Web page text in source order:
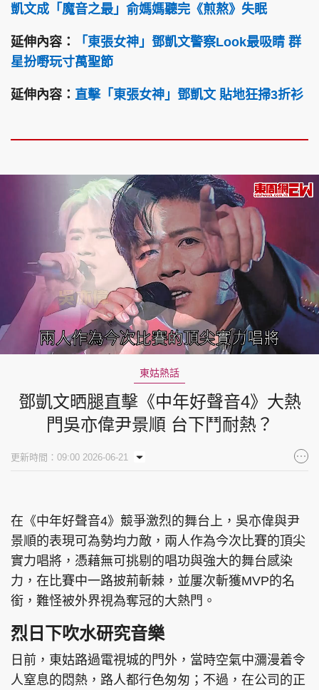
凱文成「魔音之最」俞媽媽聽完《煎熬》失眠
延伸內容：
「東張女神」鄧凱文警察Look最吸睛 群
星扮嘢玩寸萬聖節
延伸內容： 直擊「東張女神」鄧凱文 貼地狂掃3折衫
Unmute Loaded
32.15%
東姑熱話
鄧凱文晒腿直擊《中年好聲音4》大熱
門吳亦偉尹景順 台下鬥耐熱？
更新時間：09:00 2026-06-21
在《中年好聲音4》競爭激烈的舞台上，吳亦偉與尹
景順的表現可為勢均力敵，兩人作為今次比賽的頂尖
實力唱將，憑藉無可挑剔的唱功與強大的舞台感染
力，在比賽中一路披荊斬棘，並屢次斬獲MVP的名
銜，難怪被外界視為奪冠的大熱門。
烈日下吹水研究音樂
日前，東姑路過電視城的門外，當時空氣中瀰漫着令
人窒息的悶熱，路人都行色匆匆；不過，在公司的正